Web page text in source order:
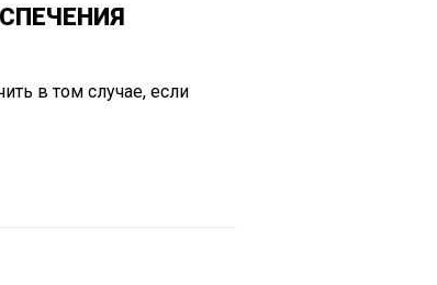
в том случае, если